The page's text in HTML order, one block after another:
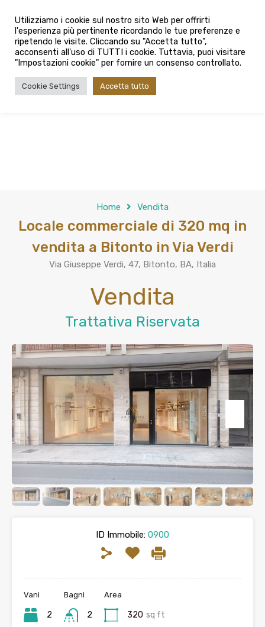
080 3759025
Home Vendita
Locale commerciale di 320 mq in
vendita a Bitonto in Via Verdi
Via Giuseppe Verdi, 47, Bitonto, BA, Italia
Vendita
Trattativa Riservata
ID Immobile: 0900
Vani
2
Bagni
2
Area
320 sq ft
Utilizziamo i cookie sul nostro sito Web per offrirti
l'esperienza più pertinente ricordando le tue preferenze e
ripetendo le visite. Cliccando su "Accetta tutto",
acconsenti all'uso di TUTTI i cookie. Tuttavia, puoi visitare
"Impostazioni cookie" per fornire un consenso controllato.
Cookie Settings Accetta tutto